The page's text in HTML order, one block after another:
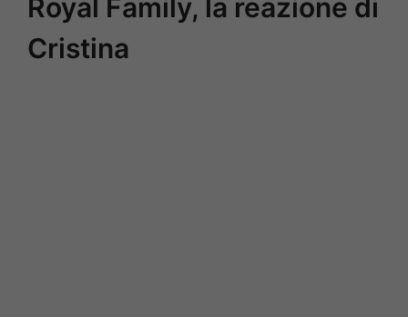
Royal Family, la reazione di
Cristina